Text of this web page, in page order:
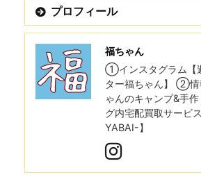
プロフィール
福ちゃん
①インスタグラム【
ター福ちゃん】 ②情
ゃんのキャンプ&手
グ内宅配買取サービ
YABAI-】